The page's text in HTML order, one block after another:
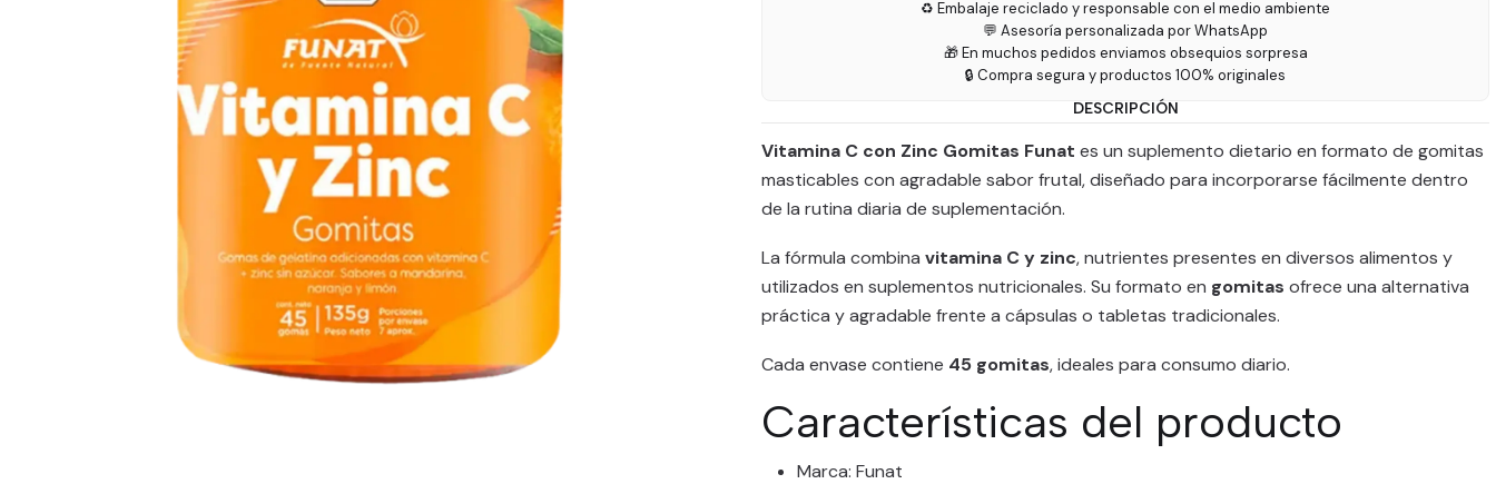
♻️ Embalaje reciclado y responsable con el medio ambiente
💬 Asesoría personalizada por WhatsApp
🎁 En muchos pedidos enviamos obsequios sorpresa
🔒 Compra segura y productos 100% originales
DESCRIPCIÓN
Vitamina C con Zinc Gomitas Funat es un suplemento dietario en formato de gomitas
masticables con agradable sabor frutal, diseñado para incorporarse fácilmente dentro
de la rutina diaria de suplementación.
La fórmula combina vitamina C y zinc, nutrientes presentes en diversos alimentos y
utilizados en suplementos nutricionales. Su formato en gomitas ofrece una alternativa
práctica y agradable frente a cápsulas o tabletas tradicionales.
Cada envase contiene 45 gomitas, ideales para consumo diario.
Características del producto
Marca: Funat